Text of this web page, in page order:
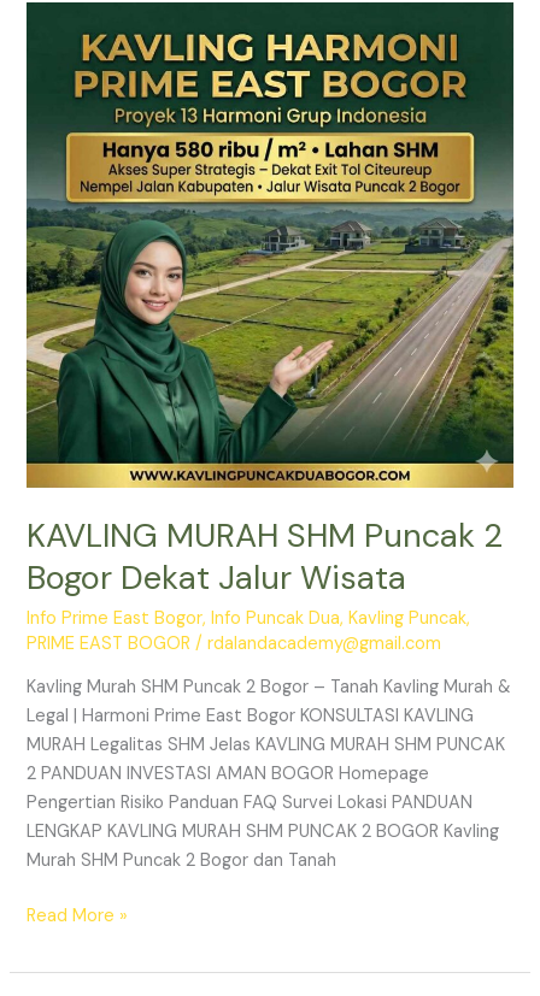
KAVLING MURAH SHM Puncak 2
Bogor Dekat Jalur Wisata
Info Prime East Bogor,Info Puncak Dua,Kavling Puncak,
PRIME EAST BOGOR /rdalandacademy@gmail.com
Kavling Murah SHM Puncak 2 Bogor – Tanah Kavling Murah &
Legal | Harmoni Prime East Bogor KONSULTASI KAVLING
MURAH Legalitas SHM Jelas KAVLING MURAH SHM PUNCAK
2 PANDUAN INVESTASI AMAN BOGOR Homepage
Pengertian Risiko Panduan FAQ Survei Lokasi PANDUAN
LENGKAP KAVLING MURAH SHM PUNCAK 2 BOGOR Kavling
Murah SHM Puncak 2 Bogor dan Tanah
Puncak
Jalur
Wisata
Read More »